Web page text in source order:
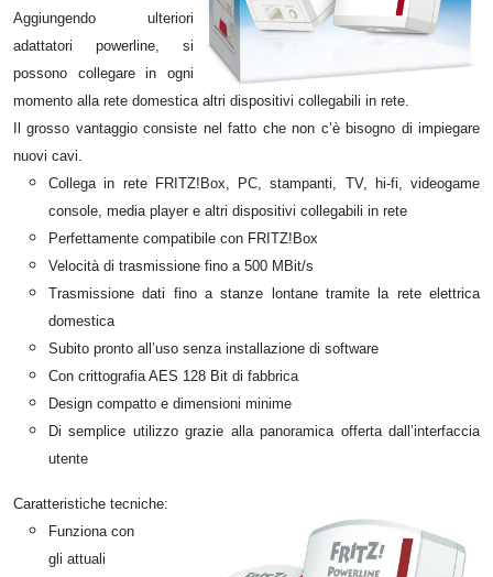
Aggiungendo ulteriori
adattatori powerline, si
possono collegare in ogni
momento alla rete domestica altri dispositivi collegabili in rete.
Il grosso vantaggio consiste nel fatto che non c’è bisogno di impiegare
nuovi cavi.
Collega in rete FRITZ!Box, PC, stampanti, TV, hi-fi, videogame
console, media player e altri dispositivi collegabili in rete
Perfettamente compatibile con FRITZ!Box
Velocità di trasmissione fino a 500 MBit/s
Trasmissione dati fino a stanze lontane tramite la rete elettrica
domestica
Subito pronto all’uso senza installazione di software
Con crittografia AES 128 Bit di fabbrica
Design compatto e dimensioni minime
Di semplice utilizzo grazie alla panoramica offerta dall’interfaccia
utente
Caratteristiche tecniche:
Funziona con
gli attuali